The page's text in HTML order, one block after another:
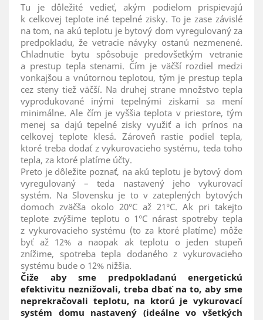
Tu je dôležité vedieť, akým podielom prispievajú
k celkovej teplote iné tepelné zisky. To je zase závislé
na tom, na akú teplotu je bytový dom vyregulovaný za
predpokladu, že vetracie návyky ostanú nezmenené.
Chladnutie bytu spôsobuje predovšetkým vetranie
a prestup tepla stenami. Čím je väčší rozdiel medzi
vonkajšou a vnútornou teplotou, tým je prestup tepla
cez steny tiež väčší. Na druhej strane množstvo tepla
vyprodukované inými tepelnými ziskami sa mení
minimálne. Ale čím je vyššia teplota v priestore, tým
menej sa dajú tepelné zisky využiť a ich prínos na
celkovej teplote klesá. Zároveň rastie podiel tepla,
ktoré treba dodať z vykurovacieho systému, teda toho
tepla, za ktoré platíme účty.
Preto je dôležite poznať, na akú teplotu je bytový dom
vyregulovaný – teda nastavený jeho vykurovací
systém. Na Slovensku je to v zateplených bytových
domoch zväčša okolo 20°C až 21°C. Ak pri takejto
teplote zvýšime teplotu o 1°C nárast spotreby tepla
z vykurovacieho systému (to za ktoré platíme) môže
byť až 12% a naopak ak teplotu o jeden stupeň
znížime, spotreba tepla dodaného z vykurovacieho
systému bude o 12% nižšia.
Čiže aby sme predpokladanú energetickú
efektivitu neznižovali, treba dbať na to, aby sme
neprekračovali teplotu, na ktorú je vykurovací
systém domu nastavený (ideálne vo všetkých